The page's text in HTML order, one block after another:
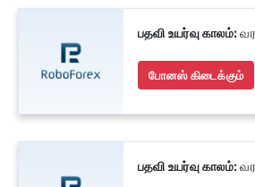
பதவி உயர்வு காலம்:
போனஸ் கிடைக்கும்
பதவி உயர்வு காலம்: